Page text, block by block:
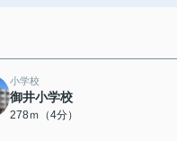
小学校
御井小学校
278ｍ（4分）